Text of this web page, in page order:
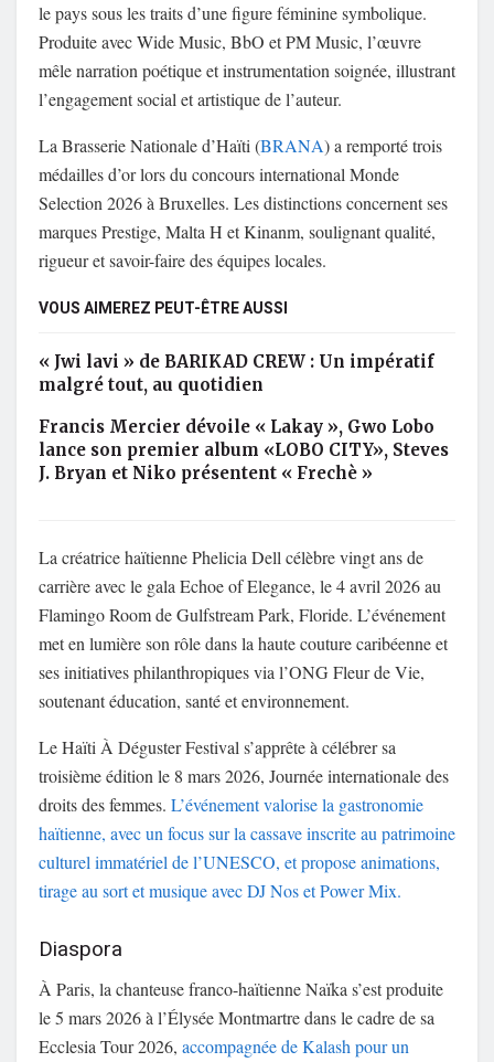
le pays sous les traits d’une figure féminine symbolique.
Produite avec Wide Music, BbO et PM Music, l’œuvre
mêle narration poétique et instrumentation soignée, illustrant
l’engagement social et artistique de l’auteur.
La Brasserie Nationale d’Haïti (BRANA) a remporté trois
médailles d’or lors du concours international Monde
Selection 2026 à Bruxelles. Les distinctions concernent ses
marques Prestige, Malta H et Kinanm, soulignant qualité,
rigueur et savoir-faire des équipes locales.
VOUS AIMEREZ PEUT-ÊTRE AUSSI
« Jwi lavi » de BARIKAD CREW : Un impératif
malgré tout, au quotidien
Francis Mercier dévoile « Lakay », Gwo Lobo
lance son premier album «LOBO CITY», Steves
J. Bryan et Niko présentent « Frechè »
La créatrice haïtienne Phelicia Dell célèbre vingt ans de
carrière avec le gala Echoe of Elegance, le 4 avril 2026 au
Flamingo Room de Gulfstream Park, Floride. L’événement
met en lumière son rôle dans la haute couture caribéenne et
ses initiatives philanthropiques via l’ONG Fleur de Vie,
soutenant éducation, santé et environnement.
Le Haïti À Déguster Festival s’apprête à célébrer sa
troisième édition le 8 mars 2026, Journée internationale des
droits des femmes. L’événement valorise la gastronomie
haïtienne, avec un focus sur la cassave inscrite au patrimoine
culturel immatériel de l’UNESCO, et propose animations,
tirage au sort et musique avec DJ Nos et Power Mix.
Diaspora
À Paris, la chanteuse franco-haïtienne Naïka s’est produite
le 5 mars 2026 à l’Élysée Montmartre dans le cadre de sa
Ecclesia Tour 2026, accompagnée de Kalash pour un